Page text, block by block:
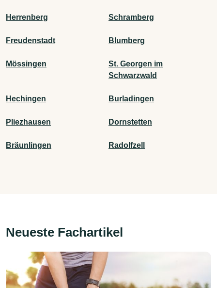
Herrenberg Schramberg
Freudenstadt Blumberg
Mössingen
St. Georgen im
Schwarzwald
Hechingen Burladingen
Pliezhausen Dornstetten
Bräunlingen Radolfzell
Neueste Fachartikel